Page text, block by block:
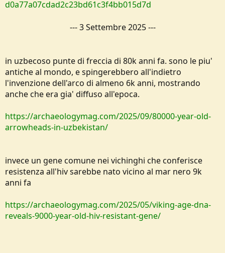
d0a77a07cdad2c23bd61c3f4bb015d7d
---3 Settembre 2025---
in uzbecoso punte di freccia di 80k anni fa. sono le piu'
antiche al mondo, e spingerebbero all'indietro
l'invenzione dell'arco di almeno 6k anni, mostrando
anche che era gia' diffuso all'epoca.
https://archaeologymag.com/2025/09/80000-year-old-
arrowheads-in-uzbekistan/
invece un gene comune nei vichinghi che conferisce
resistenza all'hiv sarebbe nato vicino al mar nero 9k
anni fa
https://archaeologymag.com/2025/05/viking-age-dna-
reveals-9000-year-old-hiv-resistant-gene/